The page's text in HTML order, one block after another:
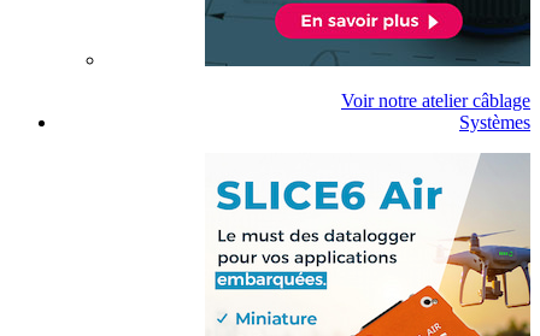
Voir notre atelier câblage
Systèmes